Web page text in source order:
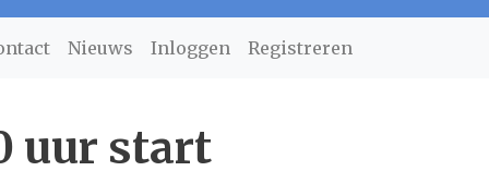
Nieuws Inloggen Registreren
uur start